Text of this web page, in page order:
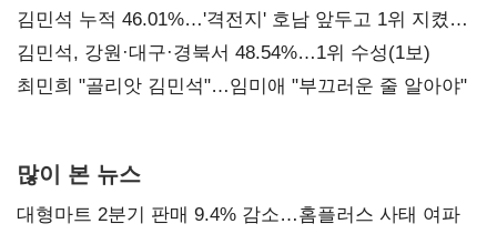
김민석 누적 46.01%…'격전지' 호남 앞두고 1위 지켰다
(2보)
김민석, 강원·대구·경북서 48.54%…1위 수성(1보)
최민희 "골리앗 김민석"…임미애 "부끄러운 줄 알아야"
많이 본 뉴스
대형마트 2분기 판매 9.4% 감소…홈플러스 사태 여파